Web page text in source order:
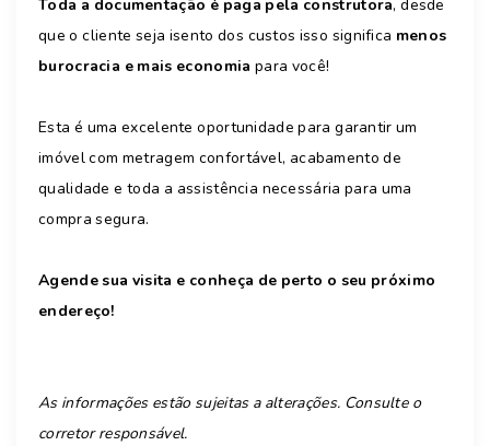
Toda a documentação é paga pela construtora, desde
que o cliente seja isento dos custos isso significa menos
burocracia e mais economia para você!
Esta é uma excelente oportunidade para garantir um
imóvel com metragem confortável, acabamento de
qualidade e toda a assistência necessária para uma
compra segura.
Agende sua visita e conheça de perto o seu próximo
endereço!
As informações estão sujeitas a alterações. Consulte o
corretor responsável.